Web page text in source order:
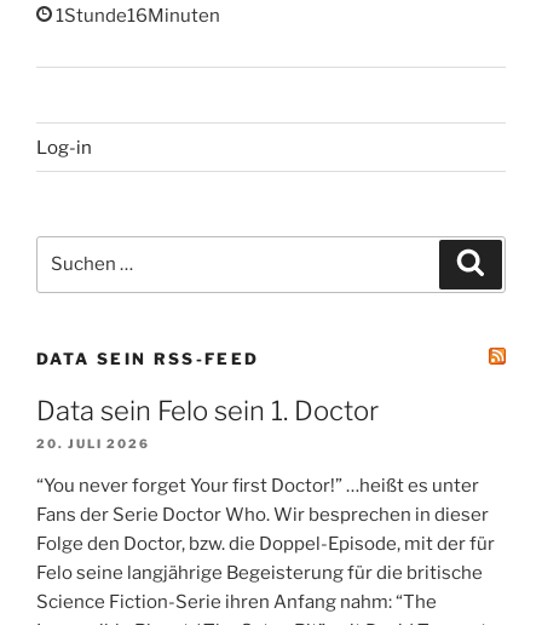
1Stunde16Minuten
Log-in
nach:
DATA SEIN RSS-FEED
Data sein Felo sein 1. Doctor
20. JULI 2026
“You never forget Your first Doctor!” …heißt es unter
Fans der Serie Doctor Who. Wir besprechen in dieser
Folge den Doctor, bzw. die Doppel-Episode, mit der für
Felo seine langjährige Begeisterung für die britische
Science Fiction-Serie ihren Anfang nahm: “The